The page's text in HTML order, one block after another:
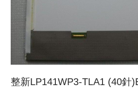
整新LP141WP3-TLA1 (40針